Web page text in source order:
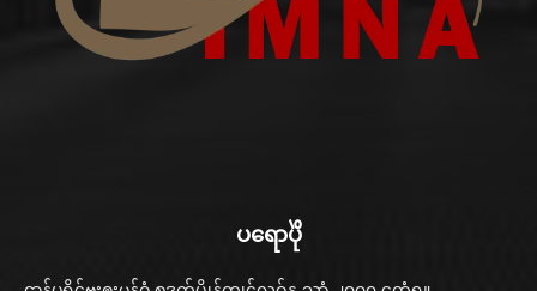
ပရောပိုဲ